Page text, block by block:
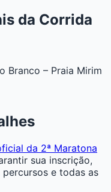
da Corrida
Branco – Praia Mirim
da 2ª Maratona
sua inscrição,
e todas as